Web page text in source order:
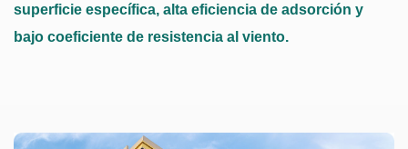
superficie específica, alta eficiencia de adsorción y
bajo coeficiente de resistencia al viento.